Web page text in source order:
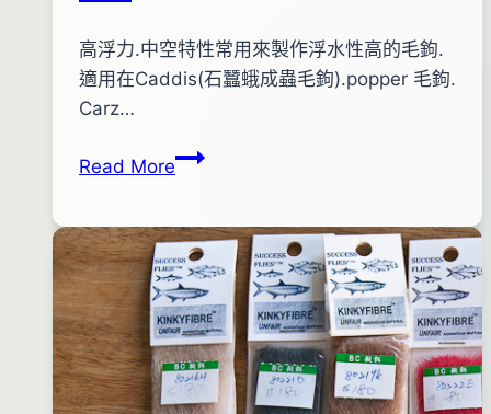
Byanna
2012
年
02
25
2012
年
02
27
日
高浮力.中空特性常用來製作浮水性高的毛鉤.
適用在Caddis(石蠶蛾成蟲毛鉤).popper 毛鉤.
Carz…
Read More鹿